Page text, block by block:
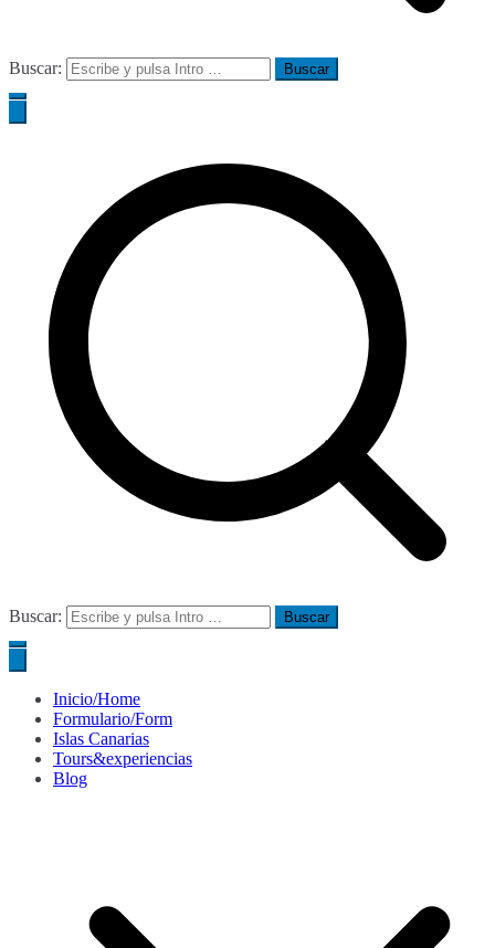
Buscar:
Buscar:
Inicio/Home
Formulario/Form
Islas Canarias
Tours&experiencias
Blog